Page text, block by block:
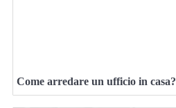
Come arredare un ufficio in casa?